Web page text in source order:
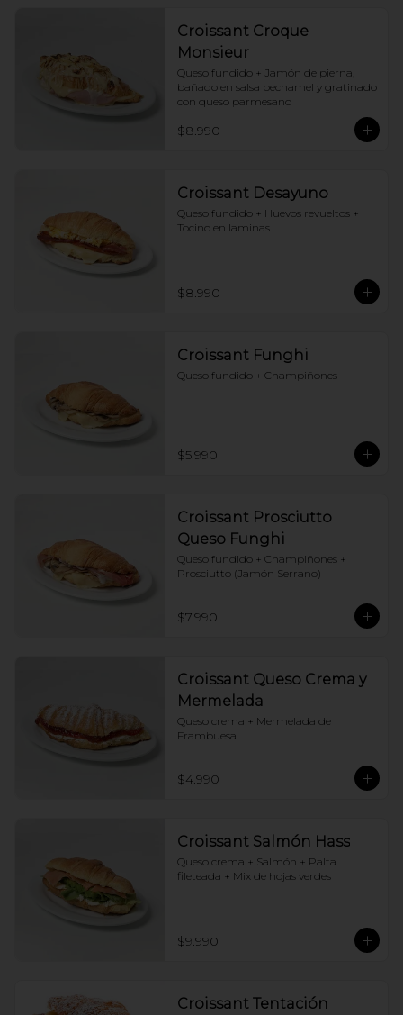
Croissant Croque
Monsieur
Queso fundido + Jamón de pierna,
bañado en salsa bechamel y gratinado
con queso parmesano
$8.990
Croissant Desayuno
Queso fundido + Huevos revueltos +
Tocino en laminas
$8.990
Croissant Funghi
Queso fundido + Champiñones
$5.990
Croissant Prosciutto
Queso Funghi
Queso fundido + Champiñones +
Prosciutto (Jamón Serrano)
$7.990
Croissant Queso Crema y
Mermelada
Queso crema + Mermelada de
Frambuesa
$4.990
Croissant Salmón Hass
Queso crema + Salmón + Palta
fileteada + Mix de hojas verdes
$9.990
Croissant Tentación